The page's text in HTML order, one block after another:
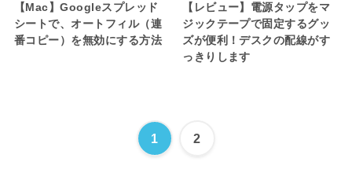
【Mac】Googleスプレッド
シートで、オートフィル（連
番コピー）を無効にする方法
【レビュー】電源タップをマ
ジックテープで固定するグッ
ズが便利！デスクの配線がす
っきりします
1 2